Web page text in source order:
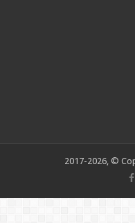
2017-2026, ©